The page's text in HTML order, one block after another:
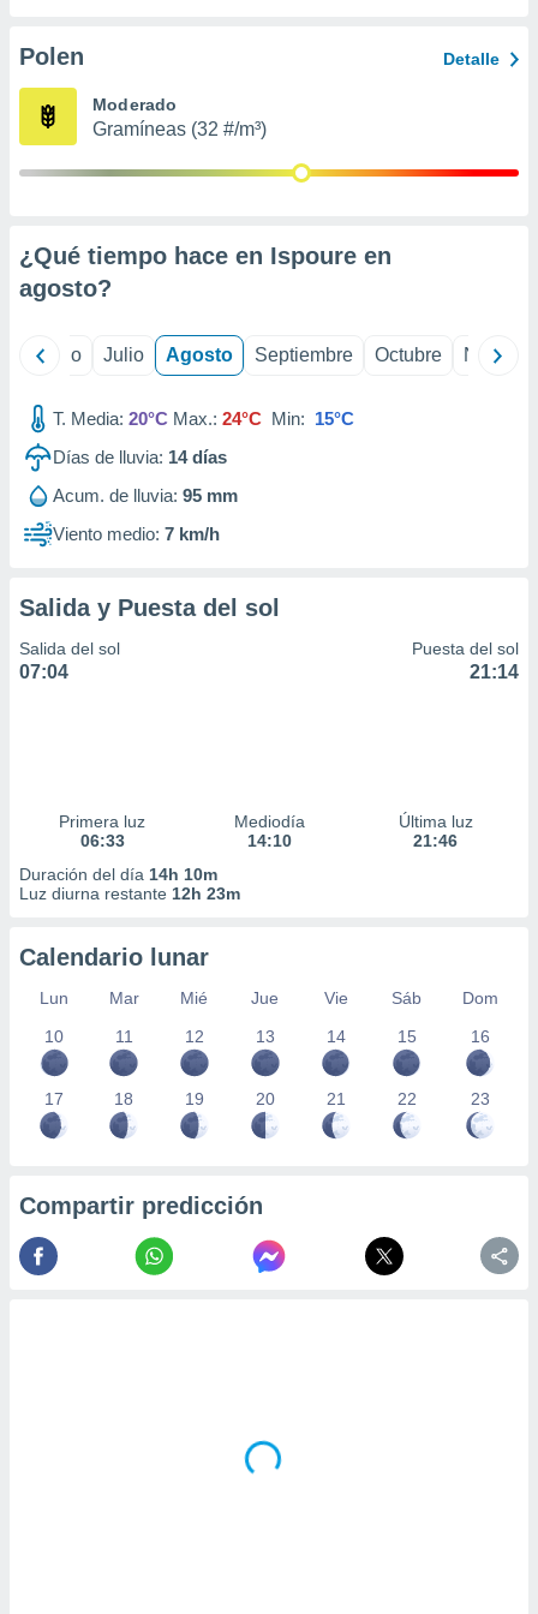
e
mediante
de
1199
Polen Detalle
Moderado
Gramíneas (32 #/m³)
¿Qué tiempo hace en Ispoure en
agosto?
Junio Julio Agosto Septiembre Octubre
T. Media: 20°C Max.: 24°C Min: 15°C
Días de lluvia: 14días
Acum. de lluvia: 95 mm
Viento medio: 7 km/h
Salida y Puesta del sol
Salida del sol
07:04
Puesta del sol
21:14
Primera luz
06:33
Mediodía
14:10
Última luz
21:46
Duración del día 14h 10m
Luz diurna restante 12h 23m
Calendario lunar
Lun Mar Mié Jue Vie Sáb
Dom
10
11 12 13 14 15 16
17 18 19 20 21 22 23
Compartir predicción